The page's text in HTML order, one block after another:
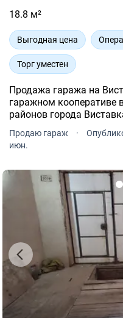
18.8 м²
Выгодная цена
Торг уместен
Продажа гаража на Виставці!
гаражном кооперативе
районов
Продаю гараж ·
июн.